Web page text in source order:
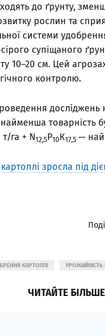
до ґрунту,
рослин та
системи
супіщаного
10–20 см. Цей
контролю.
досліджень
товарність
га + N12,5Р10К17,5 —
зросла під
КАРТОПЛІ УРОЖАЙНІСТЬ
ЧИТАЙТЕ БІЛЬШЕ